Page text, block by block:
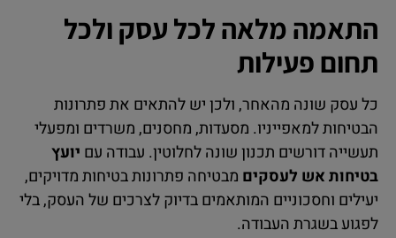
התאמה מלאה לכל עסק ולכל
תחום פעילות
כל עסק שונה מהאחר, ולכן יש להתאים את פתרונות
הבטיחות למאפייניו. מסעדות, מחסנים, משרדים ומפעלי
תעשייה דורשים תכנון שונה לחלוטין. עבודה עם יועץ
בטיחות אש לעסקים מבטיחה פתרונות בטיחות מדויקים,
יעילים וחסכוניים המותאמים בדיוק לצרכים של העסק, בלי
לפגוע בשגרת העבודה.